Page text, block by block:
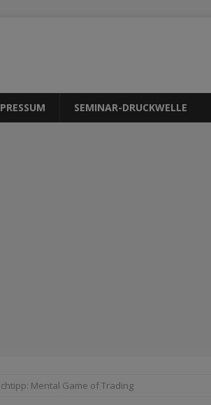
SEMINAR-DRUCKWELLE
Mental Game of Trading